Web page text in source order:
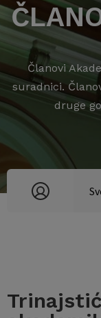
Članovi
suradnici.
druge